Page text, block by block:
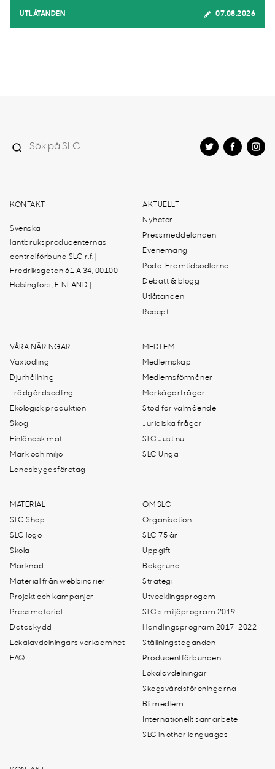
UTLÅTANDEN 07.08.2026
KONTAKT
Svenska
lantbruksproducenternas
centralförbund SLC r.f. |
Fredriksgatan 61 A 34, 00100
Helsingfors, FINLAND |
AKTUELLT
Nyheter
Pressmeddelanden
Evenemang
Podd: Framtidsodlarna
Debatt & blogg
Utlåtanden
Recept
VÅRA NÄRINGAR
Växtodling
Djurhållning
Trädgårdsodling
Ekologisk produktion
Skog
Finländsk mat
Mark och miljö
Landsbygdsföretag
MEDLEM
Medlemskap
Medlemsförmåner
Markägarfrågor
Stöd för välmående
Juridiska frågor
SLC Just nu
SLC Unga
MATERIAL
SLC Shop
SLC logo
Skola
Marknad
Material från webbinarier
Projekt och kampanjer
Pressmaterial
Dataskydd
Lokalavdelningars verksamhet
FAQ
OM SLC
Organisation
SLC 75 år
Uppgift
Bakgrund
Strategi
Utvecklingsprogam
SLC:s miljöprogram 2019
Handlingsprogram 2017-2022
Ställningstaganden
Producentförbunden
Lokalavdelningar
Skogsvårdsföreningarna
Bli medlem
Internationellt samarbete
SLC in other languages